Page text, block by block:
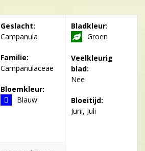
Geslacht:
Campanula
Familie:
Campanulaceae
Bloemkleur:
Blauw
Bladkleur:
Groen
Veelkleurig
blad:
Nee
Bloeitijd:
Juni, Juli